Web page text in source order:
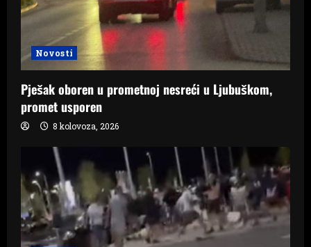
Novosti
Pješak oboren u prometnoj nesreći u Ljubuškom,
promet usporen
8 kolovoza, 2026